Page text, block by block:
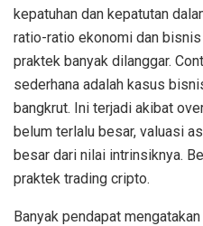
kepatuhan dan kepatutan
ratio-ratio ekonomi dan
praktek banyak dilanggar.
sederhana adalah kasus
bangkrut. Ini terjadi akibat
belum terlalu besar, valuasi
besar dari nilai intrinsiknya.
praktek trading cripto.
Banyak pendapat